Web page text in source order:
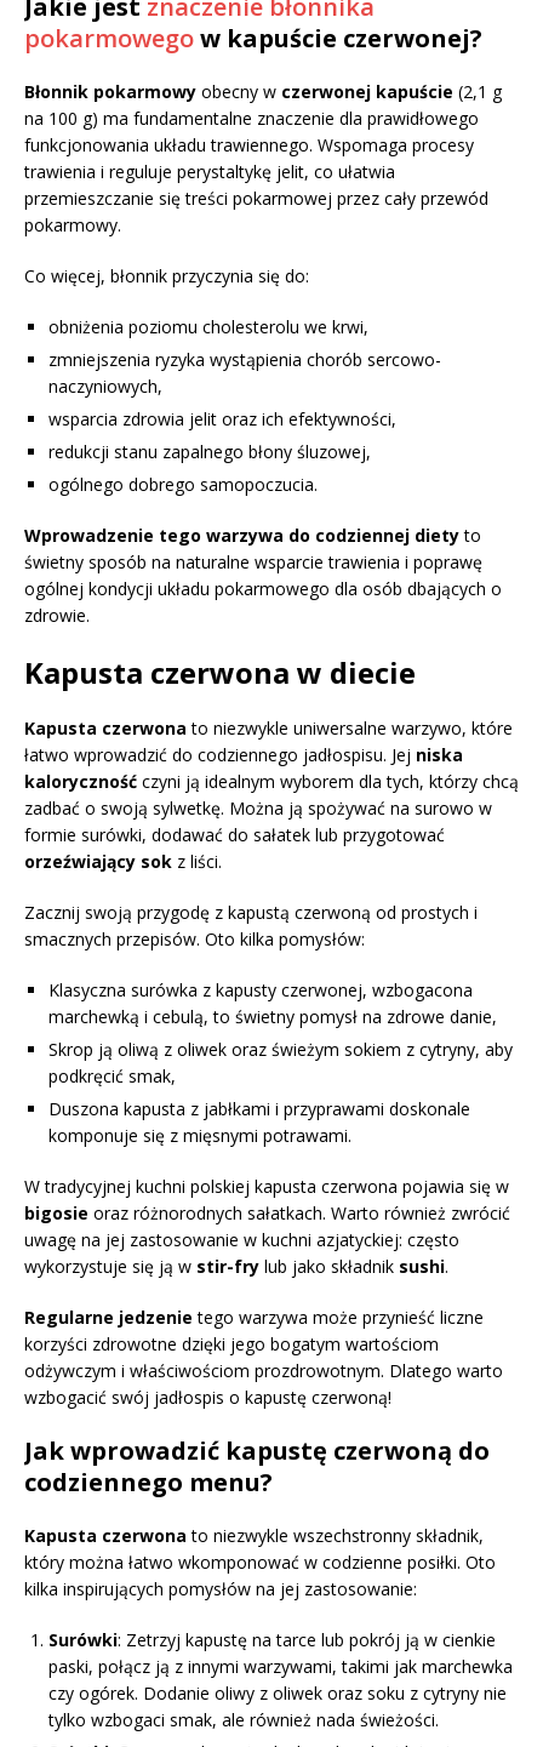
Jakie jest znaczenie błonnika
pokarmowegow kapuście czerwonej?
Błonnik pokarmowy obecny w czerwonej kapuście (2,1 g
na 100 g) ma fundamentalne znaczenie dla prawidłowego
funkcjonowania układu trawiennego. Wspomaga procesy
trawienia i reguluje perystaltykę jelit, co ułatwia
przemieszczanie się treści pokarmowej przez cały przewód
pokarmowy.
Co więcej, błonnik przyczynia się do:
obniżenia poziomu cholesterolu we krwi,
zmniejszenia ryzyka wystąpienia chorób sercowo-
naczyniowych,
wsparcia zdrowia jelit oraz ich efektywności,
redukcji stanu zapalnego błony śluzowej,
ogólnego dobrego samopoczucia.
Wprowadzenie tego warzywa do codziennej dietyto
świetny sposób na naturalne wsparcie trawienia i poprawę
ogólnej kondycji układu pokarmowego dla osób dbających o
zdrowie.
Kapusta czerwona w diecie
Kapusta czerwona to niezwykle uniwersalne warzywo, które
łatwo wprowadzić do codziennego jadłospisu. Jej niska
kaloryczność czyni ją idealnym wyborem dla tych, którzy chcą
zadbać o swoją sylwetkę. Można ją spożywać na surowo w
formie surówki, dodawać do sałatek lub przygotować
orzeźwiający sok z liści.
Zacznij swoją przygodę z kapustą czerwoną od prostych i
smacznych przepisów. Oto kilka pomysłów:
Klasyczna surówka z kapusty czerwonej, wzbogacona
marchewką i cebulą, to świetny pomysł na zdrowe danie,
Skrop ją oliwą z oliwek oraz świeżym sokiem z cytryny, aby
podkręcić smak,
Duszona kapusta z jabłkami i przyprawami doskonale
komponuje się z mięsnymi potrawami.
W tradycyjnej kuchni polskiej kapusta czerwona pojawia się w
bigosie oraz różnorodnych sałatkach. Warto również zwrócić
uwagę na jej zastosowanie w kuchni azjatyckiej: często
wykorzystuje się ją w stir-fry lub jako składnik sushi.
Regularne jedzenie tego warzywa może przynieść liczne
korzyści zdrowotne dzięki jego bogatym wartościom
odżywczym i właściwościom prozdrowotnym. Dlatego warto
wzbogacić swój jadłospis o kapustę czerwoną!
Jak wprowadzić kapustę czerwoną do
codziennego menu?
Kapusta czerwona to niezwykle wszechstronny składnik,
który można łatwo wkomponować w codzienne posiłki. Oto
kilka inspirujących pomysłów na jej zastosowanie:
Surówki: Zetrzyj kapustę na tarce lub pokrój ją w cienkie
paski, połącz ją z innymi warzywami, takimi jak marchewka
czy ogórek. Dodanie oliwy z oliwek oraz soku z cytryny nie
tylko wzbogaci smak, ale również nada świeżości.